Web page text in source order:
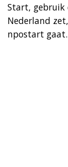
Start, gebruik
Nederland
npostart gaat.